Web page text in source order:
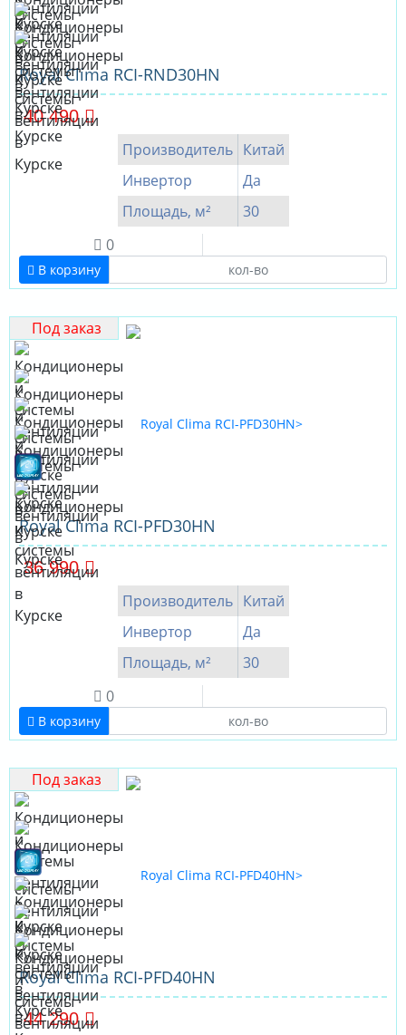
Royal Clima RCI-RND30HN
40 490
Производитель Китай
Инвертор
Да
Площадь, м²
30
0
В корзину
Под заказ
Royal Clima RCI-PFD30HN
36 990
Производитель Китай
Инвертор
Да
Площадь, м²
30
0
В корзину
Под заказ
Royal Clima RCI-PFD40HN
44 290